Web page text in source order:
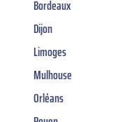
Bordeaux
Dijon
Limoges
Mulhouse
Orléans